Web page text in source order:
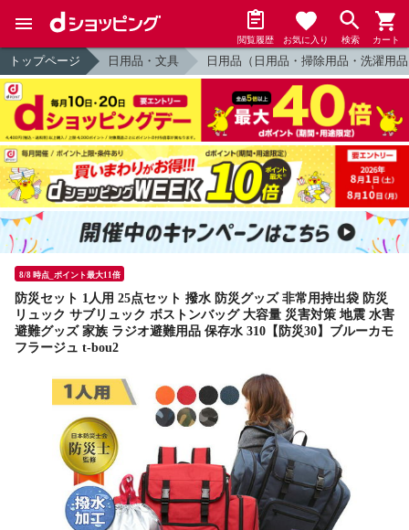
閲覧履歴 お気に入り 検索 カート
トップページ 日用品・文具 日用品（日用品・掃除用品・洗濯用
8/8 時点_ポイント最大11倍
防災セット 1人用 25点セット 撥水 防災グッズ 非常用持出袋 防災
リュック サブリュック ボストンバッグ 大容量 災害対策 地震 水害
避難グッズ 家族 ラジオ避難用品 保存水 310【防災30】ブルーカモ
フラージュ t-bou2